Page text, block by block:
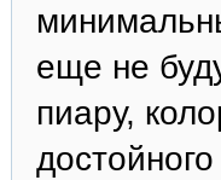
еще не
пиару,